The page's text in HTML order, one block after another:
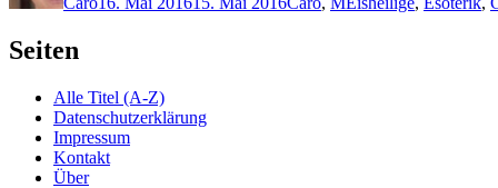
Seiten
Alle Titel (A-Z)
Datenschutzerklärung
Impressum
Kontakt
Über